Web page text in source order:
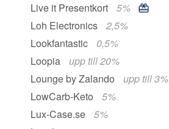
Live it Presentkort
5%
Loh Electronics
2,5%
Lookfantastic
0,5%
Loopia
upp till 20%
Lounge by Zalando
upp till 3%
LowCarb-Keto
5%
Lux-Case.se
5%